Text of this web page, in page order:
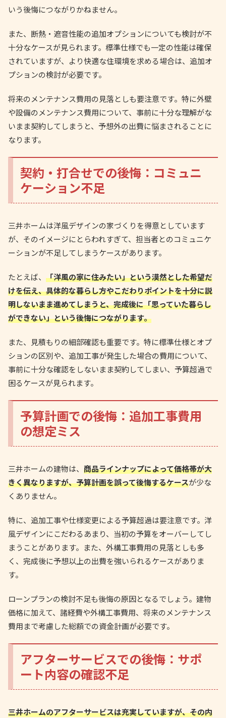
いう後悔につながりかねません。
また、断熱・遮音性能の追加オプションについても検討が不
十分なケースが見られます。標準仕様でも一定の性能は確保
されていますが、より快適な住環境を求める場合は、追加オ
プションの検討が必要です。
将来のメンテナンス費用の見落としも要注意です。特に外壁
や設備のメンテナンス費用について、事前に十分な理解がな
いまま契約してしまうと、予想外の出費に悩まされることに
なります。
契約・打合せでの後悔：コミュニ
ケーション不足
三井ホームは洋風デザインの家づくりを得意としています
が、そのイメージにとらわれすぎて、担当者とのコミュニケ
ーションが不足してしまうケースがあります。
たとえば、 「洋風の家に住みたい」という漠然とした希望だ
けを伝え、具体的な暮らし方やこだわりポイントを十分に説
明しないまま進めてしまうと、完成後に「思っていた暮らし
ができない」という後悔につながります。
また、見積もりの細部確認も重要です。特に標準仕様とオプ
ションの区別や、追加工事が発生した場合の費用について、
事前に十分な確認をしないまま契約してしまい、予算超過で
困るケースが見られます。
予算計画での後悔：追加工事費用
の想定ミス
三井ホームの建物は、 商品ラインナップによって価格帯が大
きく異なりますが、予算計画を誤って後悔するケースが少な
くありません。
特に、追加工事や仕様変更による予算超過は要注意です。洋
風デザインにこだわるあまり、当初の予算をオーバーしてし
まうことがあります。また、外構工事費用の見落としも多
く、完成後に予想以上の出費を強いられるケースがありま
す。
ローンプランの検討不足も後悔の原因となるでしょう。建物
価格に加えて、諸経費や外構工事費用、将来のメンテナンス
費用まで考慮した総額での資金計画が必要です。
アフターサービスでの後悔：サポ
ート内容の確認不足
三井ホームのアフターサービスは充実していますが、その内